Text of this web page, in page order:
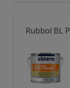
Rubbol BL